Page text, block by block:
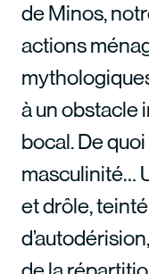
de Minos,
actions
à un obstacle
bocal. De
masculinité…
et drôle,